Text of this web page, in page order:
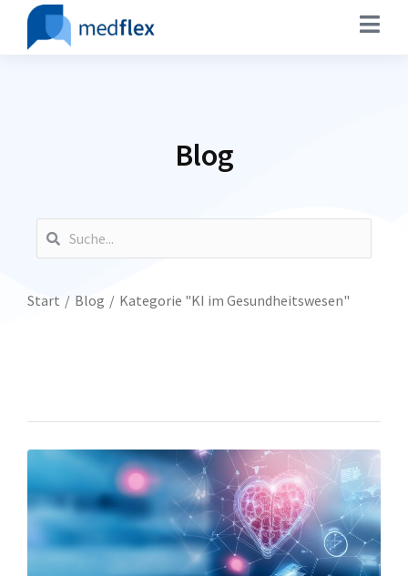
Blog
Sie befinden sich hier:
Start Blog Kategorie "KI im Gesundheitswesen"